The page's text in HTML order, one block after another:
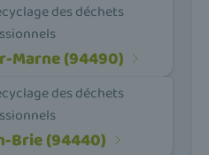
des déchets
Marne (94490)
des déchets
Brie (94440)